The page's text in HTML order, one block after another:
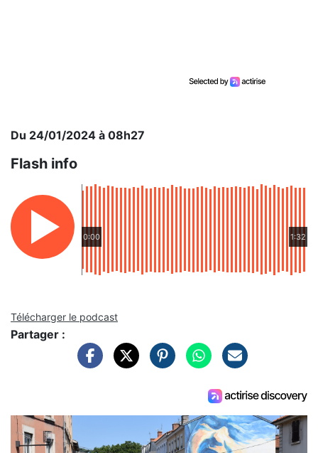
Du 24/01/2024 à 08h27
Flash info
0:00 1:32
Télécharger le podcast
Partager :